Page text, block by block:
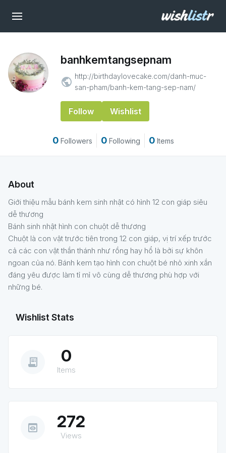
banhkemtangsepnam
public http://birthdaylovecake.com/danh-muc-
san-pham/banh-kem-tang-sep-nam/
Follow Wishlist
0 Followers 0 Following 0 Items
About
Giới thiệu mẫu bánh kem sinh nhật có hình 12 con giáp siêu
dễ thương
Bánh sinh nhật hình con chuột dễ thương
Chuột là con vật trước tiên trong 12 con giáp, vị trí xếp trước
cả các con vật thần thánh như rồng hay hổ là bởi sự khôn
ngoan của nó. Bánh kem tạo hình con chuột bé nhỏ xinh xắn
đáng yêu được làm tỉ mỉ vô cùng dễ thương phù hợp với
những bé.
Wishlist Stats
receipt_long 0
Items
preview 272
Views